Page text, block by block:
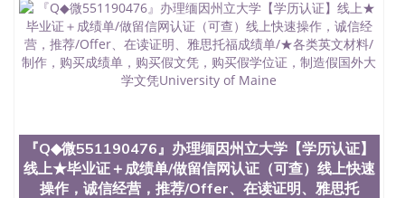
『Q◆微551190476』办理缅因州立大学【学历认证】
线上★毕业证＋成绩单/做留信网认证（可查）线上快速
操作，诚信经营，推荐/Offer、在读证明、雅思托